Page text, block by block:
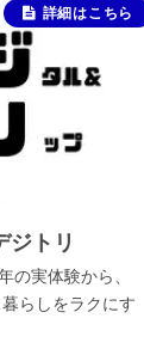
ジトリ
の実体験から、
らしをラクにす